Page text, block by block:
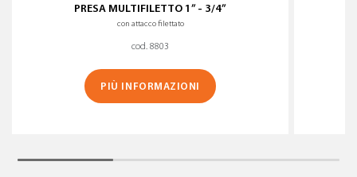
PRESA MULTIFILETTO 1” - 3/4”
con attacco filettato
cod. 8803
PIÙ INFORMAZIONI